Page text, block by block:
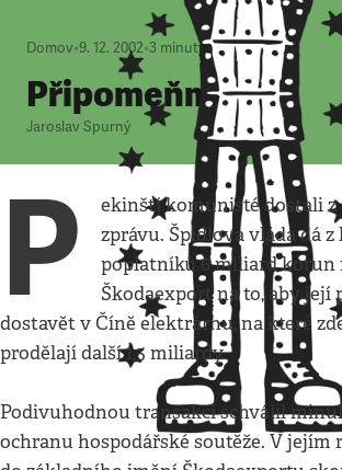
Domov•9. 12. 2002•3 minuty
Připomeňme si
Jaroslav Spurný
P
ekinští komunisté dostali z
zprávu. Špidlova vláda dá
poplatníků 6 miliard korun
Škodaexport na to, aby
dostavět v Číně elektrárnu, na které
prodělají další 1,5 miliardy.
Podivuhodnou transakci schválil
ochranu hospodářské soutěže. V jejím